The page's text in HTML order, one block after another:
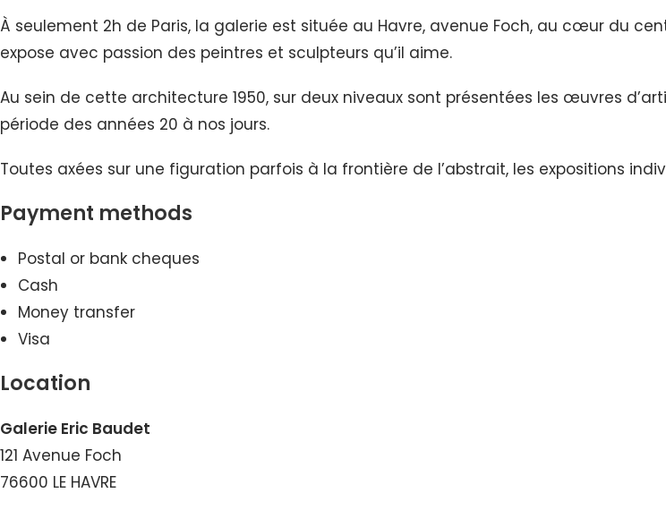
À seulement 2h de Paris, la galerie est située au Havre, avenue Foch, au cœur du
expose avec passion des peintres et sculpteurs qu’il aime.
Au sein de cette architecture 1950, sur deux niveaux sont présentées les œuvres
période des années 20 à nos jours.
Toutes axées sur une figuration parfois à la frontière de l’abstrait, les expositions
Payment methods
Postal or bank cheques
Cash
Money transfer
Visa
Location
Galerie Eric Baudet
121 Avenue Foch
76600 LE HAVRE